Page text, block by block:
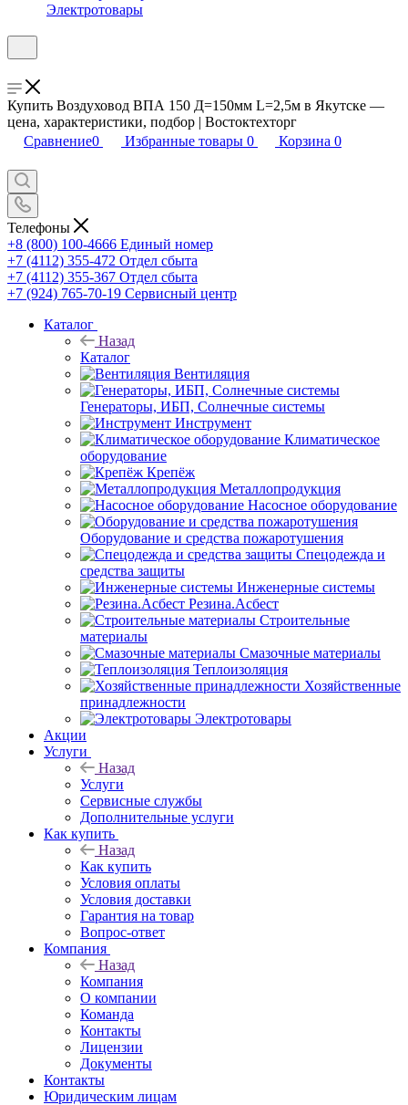
Электротовары
Купить Воздуховод ВПА 150 Д=150мм L=2,5м в Якутске —
цена, характеристики, подбор | Востоктехторг
Сравнение0 Избранные товары 0 Корзина 0
Телефоны
+8 (800) 100-4666 Единый номер
+7 (4112) 355-472 Отдел сбыта
+7 (4112) 355-367 Отдел сбыта
+7 (924) 765-70-19 Сервисный центр
Каталог
Назад
Каталог
Вентиляция
Генераторы, ИБП, Солнечные системы
Инструмент
Климатическое
оборудование
Крепёж
Металлопродукция
Насосное оборудование
Оборудование и средства пожаротушения
Спецодежда и
средства защиты
Инженерные системы
Резина.Асбест
Строительные
материалы
Смазочные материалы
Теплоизоляция
Хозяйственные
принадлежности
Электротовары
Акции
Услуги
Назад
Услуги
Сервисные службы
Дополнительные услуги
Как купить
Назад
Как купить
Условия оплаты
Условия доставки
Гарантия на товар
Вопрос-ответ
Компания
Назад
Компания
О компании
Команда
Контакты
Лицензии
Документы
Контакты
Юридическим лицам